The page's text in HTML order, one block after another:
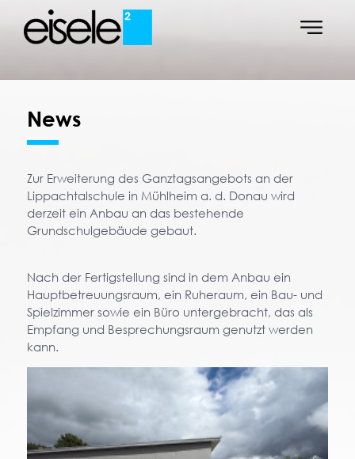
News
Zur Erweiterung des Ganztagsangebots an der
Lippachtalschule in Mühlheim a. d. Donau wird
derzeit ein Anbau an das bestehende
Grundschulgebäude gebaut.
Nach der Fertigstellung sind in dem Anbau ein
Hauptbetreuungsraum, ein Ruheraum, ein Bau- und
Spielzimmer sowie ein Büro untergebracht, das als
Empfang und Besprechungsraum genutzt werden
kann.